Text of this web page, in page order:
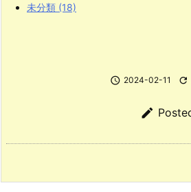
未分類 (18)
 2024-02-11 
